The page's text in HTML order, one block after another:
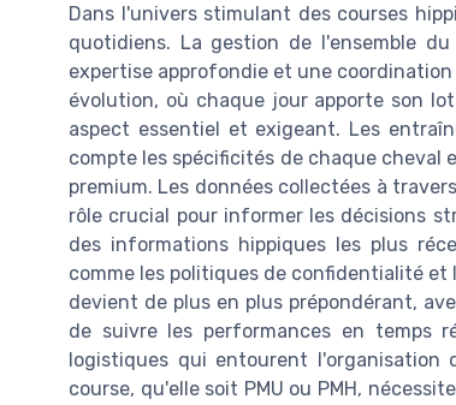
Dans l'univers stimulant des courses
quotidiens. La gestion de l'ensemble
expertise approfondie et une
évolution, où chaque jour apporte son
aspect essentiel et exigeant. Les
compte les spécificités de chaque cheval
premium. Les données collectées à
rôle crucial pour informer les décisions
des informations hippiques les plus
comme les politiques de confidentialité et
devient de plus en plus prépondérant,
de suivre les performances en temps
logistiques qui entourent l'organisation
course, qu'elle soit PMU ou PMH,